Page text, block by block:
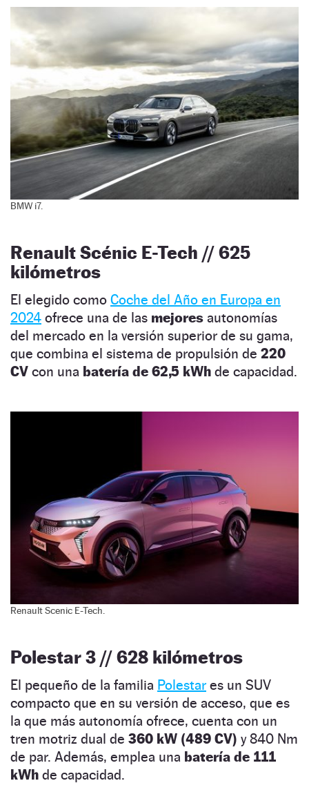
BMW i7.
Renault Scénic E-Tech // 625
kilómetros
El elegido como Coche del Año en Europa en
2024 ofrece una de las mejores autonomías
del mercado en la versión superior de su gama,
que combina el sistema de propulsión de 220
CV con una batería de 62,5 kWh de capacidad.
Renault Scenic E-Tech.
Polestar 3 // 628 kilómetros
El pequeño de la familia Polestar es un SUV
compacto que en su versión de acceso, que es
la que más autonomía ofrece, cuenta con un
tren motriz dual de 360 kW (489 CV) y 840 Nm
de par. Además, emplea una batería de 111
kWh de capacidad.